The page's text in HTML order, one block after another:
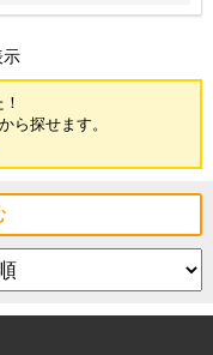
示
ら探せます。